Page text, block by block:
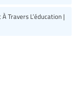
Travers L’éducation |